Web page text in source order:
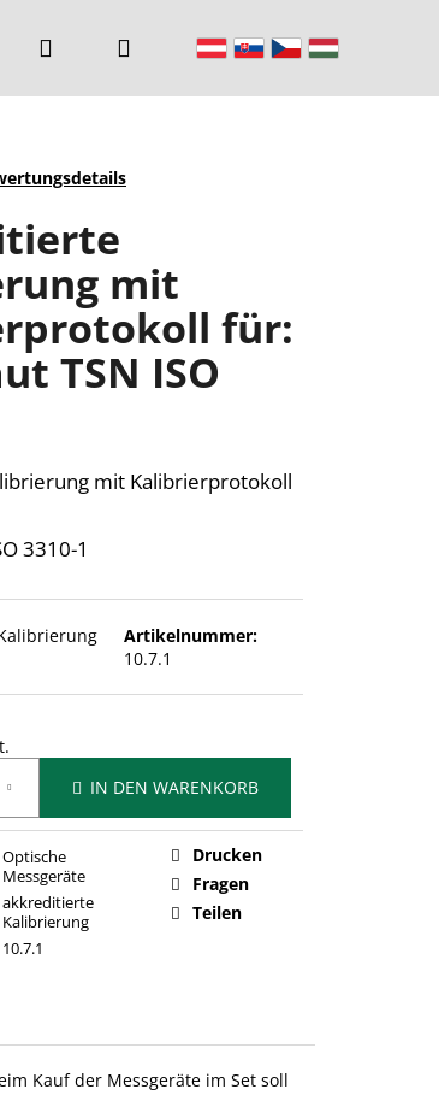
Warenkorb
mit
für:
TSN ISO
mit Kalibrierprotokoll
3310-1
Artikelnummer:
10.7.1
IN DEN WARENKORB
Optische
Messgeräte
akkreditierte
Kalibrierung
10.7.1
Drucken
Fragen
Teilen
Kauf der Messgeräte im Set soll